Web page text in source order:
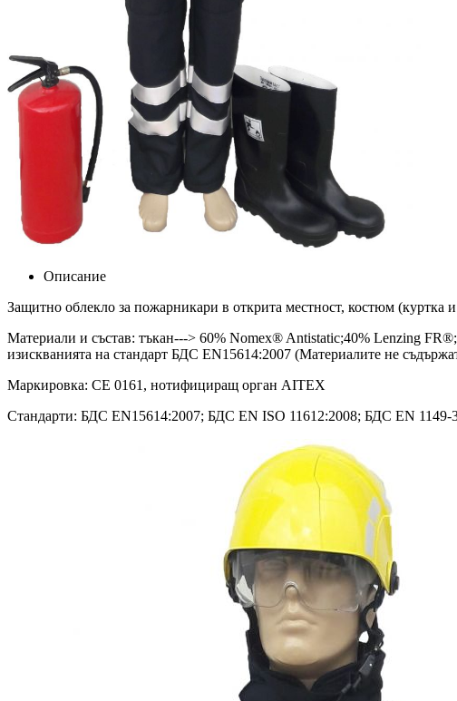
Описание
Защитно облекло за пожарникари в открита местност, костюм (куртка
Материали и състав: тъкан---> 60% Nomex® Antistatic;40% Lenzing
изискванията на стандарт БДС EN15614:2007 (Материалите не
Маркировка: CE 0161, нотифициращ орган AITEX
Стандарти: БДС EN15614:2007; БДС EN ISO 11612:2008; БДС EN